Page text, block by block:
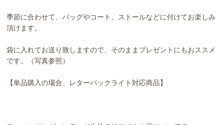
季節に合わせて、バッグやコート、ストールなどに付けてお楽しみ
頂けます。
袋に入れてお送り致しますので、そのままプレゼントにもおススメ
です。（写真参照）
【単品購入の場合、レターパックライト対応商品】